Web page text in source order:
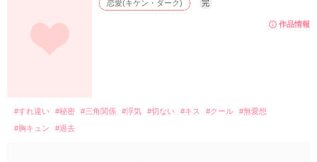
作品情報
恋愛(キケン・ダーク) 完
#すれ違い #秘密 #三角関係 #浮気 #切ない #キス #クール
#無愛想
#胸キュン
#過去